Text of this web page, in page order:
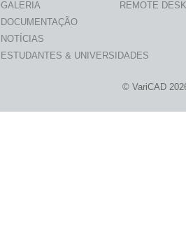
GALERIA
DOCUMENTAÇÃO
NOTÍCIAS
ESTUDANTES & UNIVERSIDADES
REMOTE
© VariCAD